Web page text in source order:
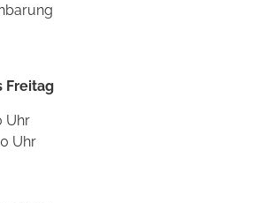
Freitag
Uhr
Uhr